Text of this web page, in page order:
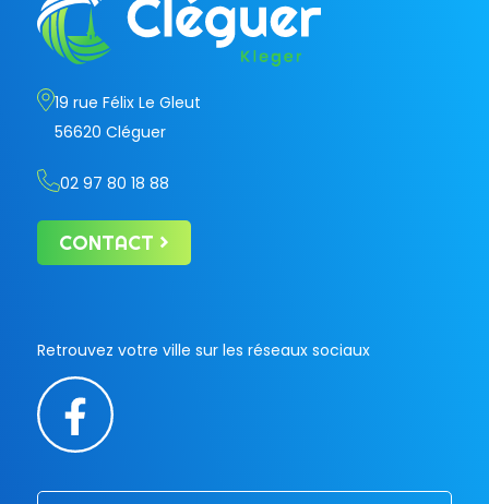
19 rue Félix Le Gleut
56620 Cléguer
02 97 80 18 88
CONTACT
Retrouvez votre ville sur les réseaux sociaux